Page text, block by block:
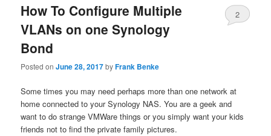
How To Configure Multiple
VLANs on one Synology
Bond
Posted onJune 28, 2017byFrank Benke
2
Some times you may need perhaps more than one network at
home connected to your Synology NAS. You are a geek and
want to do strange VMWare things or you simply want your kids
friends not to find the private family pictures.